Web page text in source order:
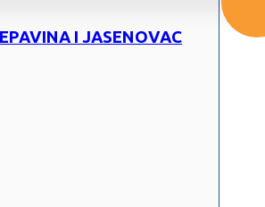
I JASENOVAC